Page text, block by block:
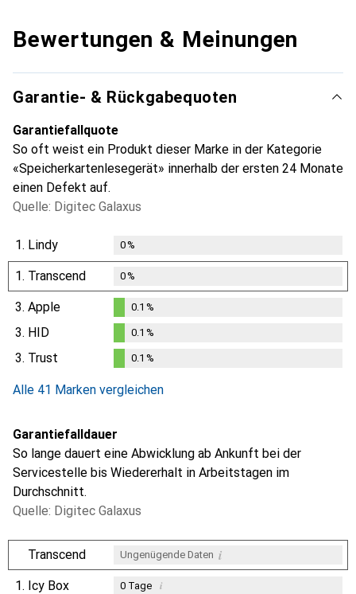
Bewertungen & Meinungen
Garantie- & Rückgabequoten
Garantiefallquote
So oft weist ein Produkt dieser Marke in der Kategorie
«Speicherkartenlesegerät» innerhalb der ersten 24 Monate
einen Defekt auf.
Quelle: Digitec Galaxus
1. Lindy 0%
1. Transcend 0%
3. Apple
%
0.1 %
3. HID
%
0.1 %
3. Trust 0.1 %
Alle 41 Marken vergleichen
Garantiefalldauer
So lange dauert eine Abwicklung ab Ankunft bei der
Servicestelle bis Wiedererhalt in Arbeitstagen im
Durchschnitt.
Quelle: Digitec Galaxus
Transcend Ungenügende Daten i
1. Icy Box 0Tage i